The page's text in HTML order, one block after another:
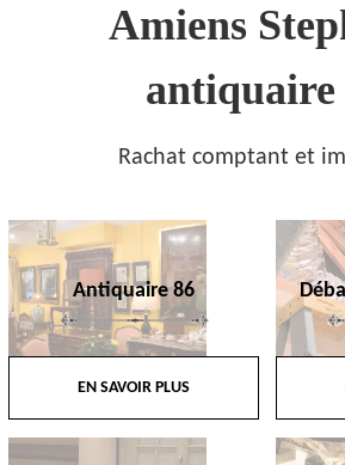
Amiens
antiquaire
Rachat comptant et
Antiquaire 86
EN SAVOIR PLUS